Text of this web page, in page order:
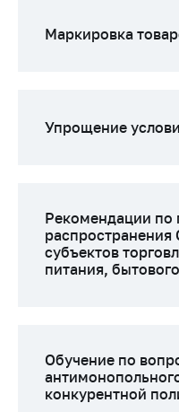
Маркировка
Упрощение
Рекомендации
распространения
субъектов
питания,
Обучение по
конкурентной